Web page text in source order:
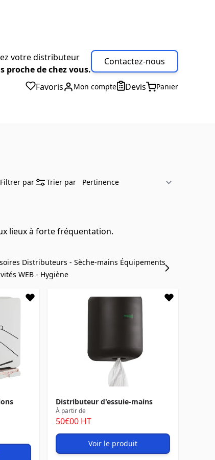
votre distributeur
proche de chez vous.
Contactez-nous
Favoris Mon compte Devis Panier
Trier par
Filtrer par
lieux à forte fréquentation.
Distributeurs - Sèche-mains Équipements
WEB - Hygiène
Distributeur d'essuie-mains
À partir de
50€00 HT
Voir le produit